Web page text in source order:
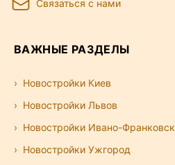
Связаться с нами
ВАЖНЫЕ РАЗДЕЛЫ
Новостройки Киев
Новостройки Львов
Новостройки Ивано-Франковск
Новостройки Ужгород